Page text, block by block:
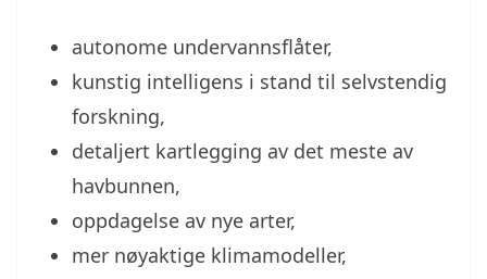
autonome undervannsflåter,
kunstig intelligens i stand til selvstendig
forskning,
detaljert kartlegging av det meste av
havbunnen,
oppdagelse av nye arter,
mer nøyaktige klimamodeller,